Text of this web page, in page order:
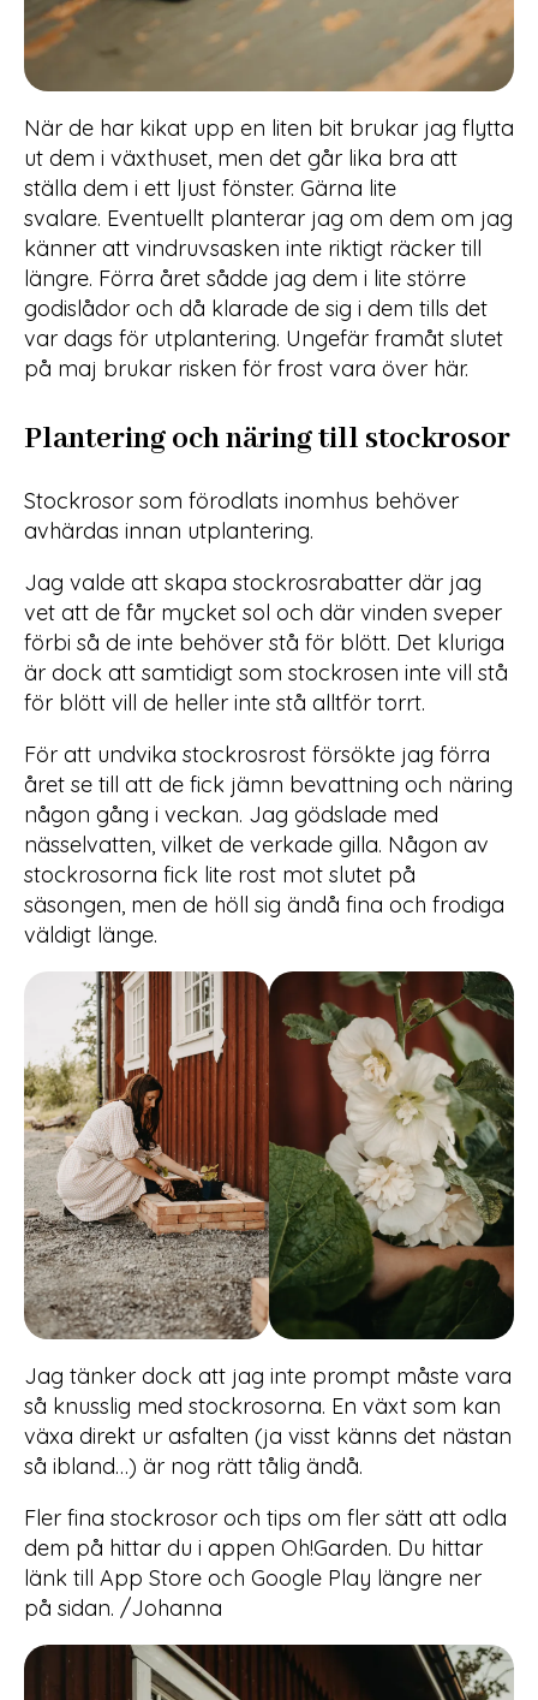
När de har kikat upp en liten bit brukar jag flytta
ut dem i växthuset, men det går lika bra att
ställa dem i ett ljust fönster. Gärna lite
svalare. Eventuellt planterar jag om dem om jag
känner att vindruvsasken inte riktigt räcker till
längre. Förra året sådde jag dem i lite större
godislådor och då klarade de sig i dem tills det
var dags för utplantering. Ungefär framåt slutet
på maj brukar risken för frost vara över här.
Plantering och näring till stockrosor
Stockrosor som förodlats inomhus behöver
avhärdas innan utplantering.
Jag valde att skapa stockrosrabatter där jag
vet att de får mycket sol och där vinden sveper
förbi så de inte behöver stå för blött. Det kluriga
är dock att samtidigt som stockrosen inte vill stå
för blött vill de heller inte stå alltför torrt.
För att undvika stockrosrost försökte jag förra
året se till att de fick jämn bevattning och näring
någon gång i veckan. Jag gödslade med
nässelvatten, vilket de verkade gilla. Någon av
stockrosorna fick lite rost mot slutet på
säsongen, men de höll sig ändå fina och frodiga
väldigt länge.
Jag tänker dock att jag inte prompt måste vara
så knusslig med stockrosorna. En växt som kan
växa direkt ur asfalten (ja visst känns det nästan
så ibland…) är nog rätt tålig ändå.
Fler fina stockrosor och tips om fler sätt att odla
dem på hittar du i appen Oh!Garden. Du hittar
länk till App Store och Google Play längre ner
på sidan. /Johanna